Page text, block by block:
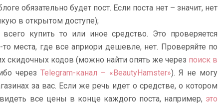
обязательно будет пост. Если поста нет – значит, нет
в открытом доступе);
купить то или иное средство. Это проверяется
места, где все априори дешевле, нет. Проверяйте по
скидочных кодов (можно найти опять же через поиск в
через Telegram-канал – «BeautyHamster»). Я не могу
за вас. Если же речь идет о средстве, о котором
все цены в конце каждого поста, например, это